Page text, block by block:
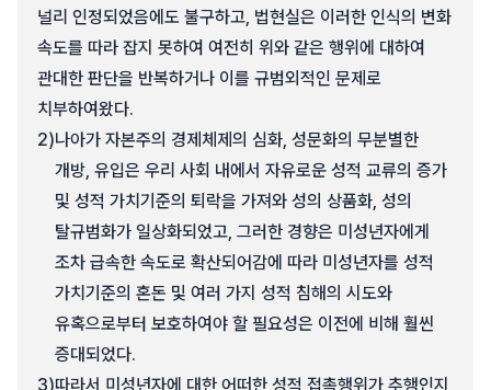
널리 인정되었음에도 불구하고, 법현실은 이러한 인식의 변화
속도를 따라 잡지 못하여 여전히 위와 같은 행위에 대하여
관대한 판단을 반복하거나 이를 규범외적인 문제로
치부하여왔다.
2)나아가 자본주의 경제체제의 심화, 성문화의 무분별한
개방, 유입은 우리 사회 내에서 자유로운 성적 교류의 증가
및 성적 가치기준의 퇴락을 가져와 성의 상품화, 성의
탈규범화가 일상화되었고, 그러한 경향은 미성년자에게
조차 급속한 속도로 확산되어감에 따라 미성년자를 성적
가치기준의 혼돈 및 여러 가지 성적 침해의 시도와
유혹으로부터 보호하여야 할 필요성은 이전에 비해 훨씬
증대되었다.
3)따라서 미성년자에 대한 어떠한 성적 접촉행위가 추행인지